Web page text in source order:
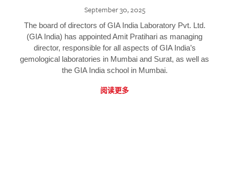
September 30, 2025
The board of directors of GIA India Laboratory Pvt. Ltd.
(GIA India) has appointed Amit Pratihari as managing
director, responsible for all aspects of GIA India’s
gemological laboratories in Mumbai and Surat, as well as
the GIA India school in Mumbai.
阅读更多